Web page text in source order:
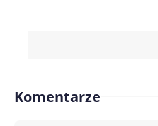
Komentarze